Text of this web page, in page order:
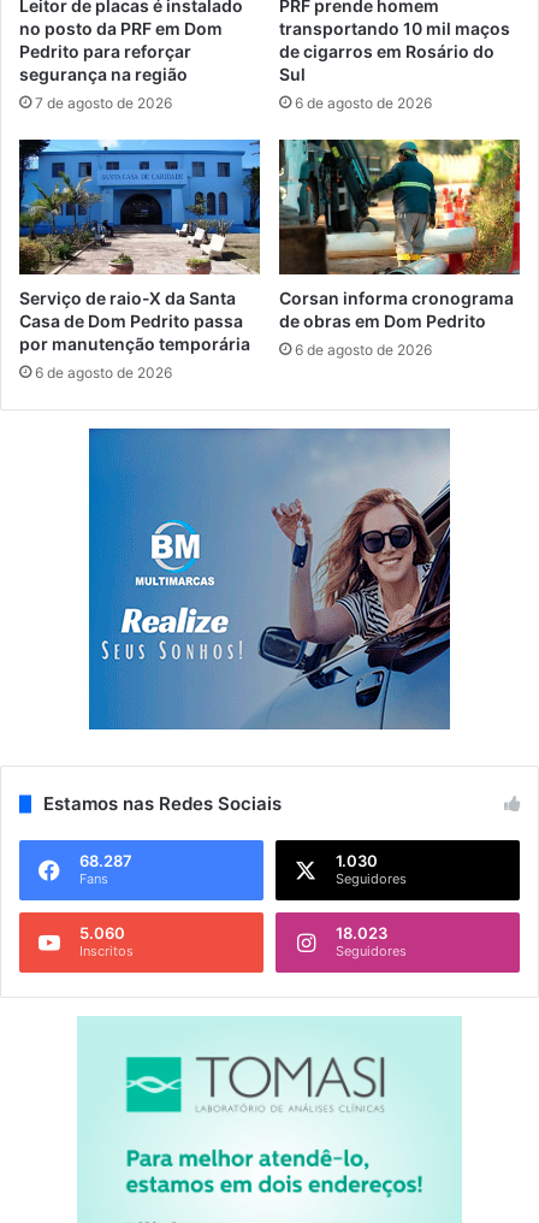
Leitor de placas é instalado
no posto da PRF em Dom
Pedrito para reforçar
segurança na região
7 de agosto de 2026
PRF prende homem
transportando 10 mil maços
de cigarros em Rosário do
Sul
6 de agosto de 2026
Serviço de raio-X da Santa
Casa de Dom Pedrito passa
por manutenção temporária
6 de agosto de 2026
Corsan informa cronograma
de obras em Dom Pedrito
6 de agosto de 2026
Estamos nas Redes Sociais
68.287
Fans
1.030
Seguidores
5.060
Inscritos
18.023
Seguidores